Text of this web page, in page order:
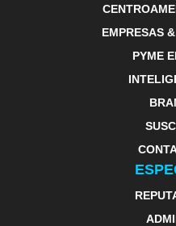
EMPRESAS
PYME